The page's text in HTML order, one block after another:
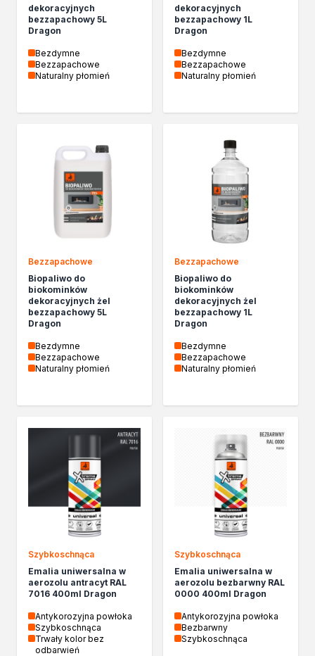
Biopaliwa do biokominków
Akcja Zima
O firmie Dragon Poland
Akademia Dragona
Społeczna odpowiedzialność
Praktyki zawodowe
Znajdź rozwiązanie
Ekspert radzi
Mistrz w 5 krokach
Kontakt
dekoracyjnych
bezzapachowy 5L
Dragon
Bezdymne
Bezzapachowe
Naturalny płomień
dekoracyjnych
bezzapachowy 1L
Dragon
Bezdymne
Bezzapachowe
Naturalny płomień
Bezzapachowe
Biopaliwo do
biokominków
dekoracyjnych żel
bezzapachowy 5L
Dragon
Bezdymne
Bezzapachowe
Naturalny płomień
Bezzapachowe
Biopaliwo do
biokominków
dekoracyjnych żel
bezzapachowy 1L
Dragon
Bezdymne
Bezzapachowe
Naturalny płomień
Szybkoschnąca
Emalia uniwersalna w
aerozolu antracyt RAL
7016 400ml Dragon
Antykorozyjna powłoka
Szybkoschnąca
Trwały kolor bez
odbarwień
Szybkoschnąca
Emalia uniwersalna w
aerozolu bezbarwny RAL
0000 400ml Dragon
Antykorozyjna powłoka
Bezbarwny
Szybkoschnąca